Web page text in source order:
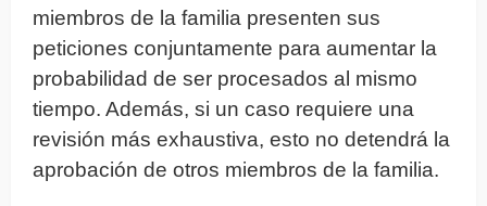
miembros de la familia presenten sus
peticiones conjuntamente para aumentar la
probabilidad de ser procesados al mismo
tiempo. Además, si un caso requiere una
revisión más exhaustiva, esto no detendrá la
aprobación de otros miembros de la familia.